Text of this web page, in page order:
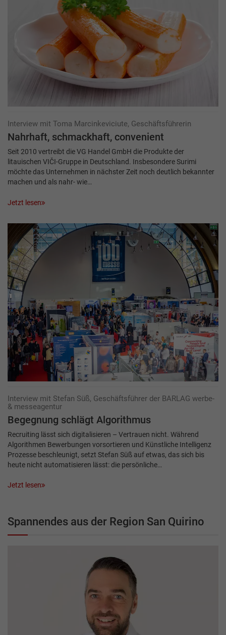
Interview mit Toma Marcinkeviciute, Geschäftsführerin
Nahrhaft, schmackhaft, convenient
Seit 2010 vertreibt die VG Handel GmbH die Produkte der
litauischen VIČI-Gruppe in Deutschland. Insbesondere Surimi
möchte das Unternehmen in nächster Zeit noch deutlich bekannter
machen und als nahr- wie…
Jetzt lesen
Interview mit Stefan Süß, Geschäftsführer der BARLAG werbe-
& messeagentur
Begegnung schlägt Algorithmus
Recruiting lässt sich digitalisieren – Vertrauen nicht. Während
Algorithmen Bewerbungen vorsortieren und Künstliche Intelligenz
Prozesse beschleunigt, setzt Stefan Süß auf etwas, das sich bis
heute nicht automatisieren lässt: die persönliche…
Jetzt lesen
Spannendes aus der Region San Quirino